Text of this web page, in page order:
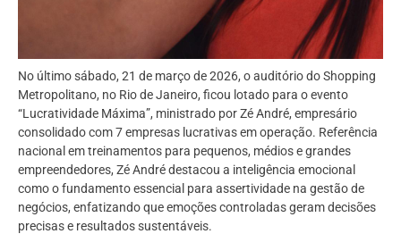
No último sábado, 21 de março de 2026, o auditório do Shopping
Metropolitano, no Rio de Janeiro, ficou lotado para o evento
“Lucratividade Máxima”, ministrado por Zé André, empresário
consolidado com 7 empresas lucrativas em operação. Referência
nacional em treinamentos para pequenos, médios e grandes
empreendedores, Zé André destacou a inteligência emocional
como o fundamento essencial para assertividade na gestão de
negócios, enfatizando que emoções controladas geram decisões
precisas e resultados sustentáveis.